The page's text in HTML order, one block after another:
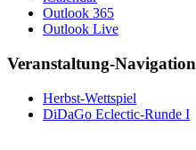
Outlook 365
Outlook Live
Veranstaltung-Navigation
Herbst-Wettspiel
DiDaGo Eclectic-Runde I